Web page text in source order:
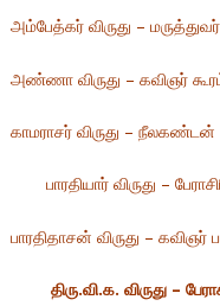
அம்பேத்கர் விருது –
அண்ணா விருது – கவிஞர்
காமராசர் விருது – நீலகண்டன்
பாரதியார் விருது –
பாரதிதாசன் விருது – கவிஞர்
திரு.வி.க. விருது –